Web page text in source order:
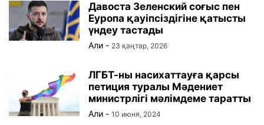
Давоста Зеленский соғыс пен
Еуропа қауіпсіздігіне қатысты
үндеу тастады
Али - 23 қаңтар, 2026
ЛГБТ-ны насихаттауға қарсы
петиция туралы Мәдениет
министрлігі мәлімдеме таратты
Али - 10 июня, 2024